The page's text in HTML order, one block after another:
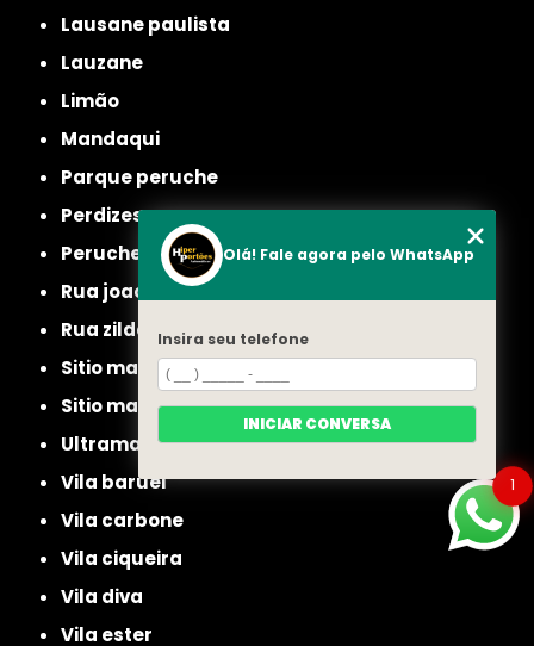
lausane paulista
lauzane
limão
mandaqui
parque peruche
perdizes
peruche
rua joao ruthe
rua zilda
sitio manda aqui
sitio mandaqui
ultramarino
vila baruel
vila carbone
vila ciqueira
vila diva
vila ester
1
Olá! Fale agora pelo WhatsApp
Insira seu telefone
INICIAR CONVERSA